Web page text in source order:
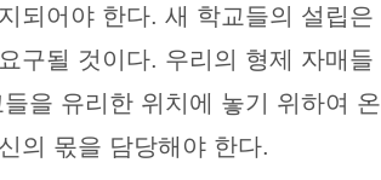
되어야 한다. 새 학교들의 설립은
구될 것이다. 우리의 형제 자매들
을 유리한 위치에 놓기 위하여 온
의 몫을 담당해야 한다.